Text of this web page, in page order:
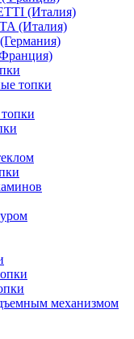
(Италия)
(Италия)
топки
механизмом